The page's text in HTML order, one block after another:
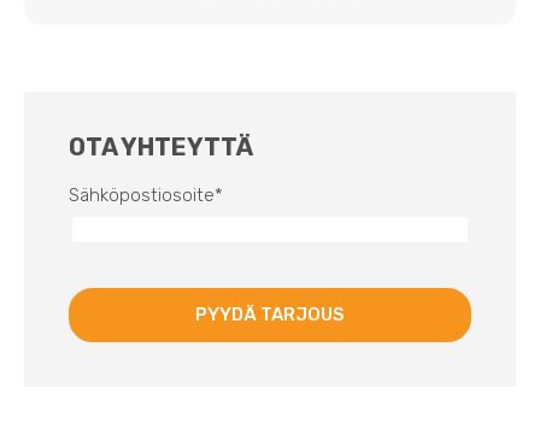
OTA YHTEYTTÄ
Sähköpostiosoite*